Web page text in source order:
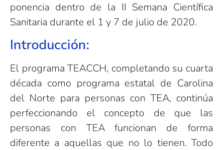
ponencia dentro de la II Semana Científica
Sanitaria durante el 1 y 7 de julio de 2020.
Introducción:
El programa TEACCH, completando su cuarta
década como programa estatal de Carolina
del Norte para personas con TEA, continúa
perfeccionando el concepto de que las
personas con TEA funcionan de forma
diferente a aquellas que no lo tienen. Todo